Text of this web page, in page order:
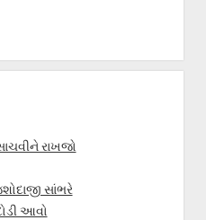
રાખજો
સાંભરે
આવો